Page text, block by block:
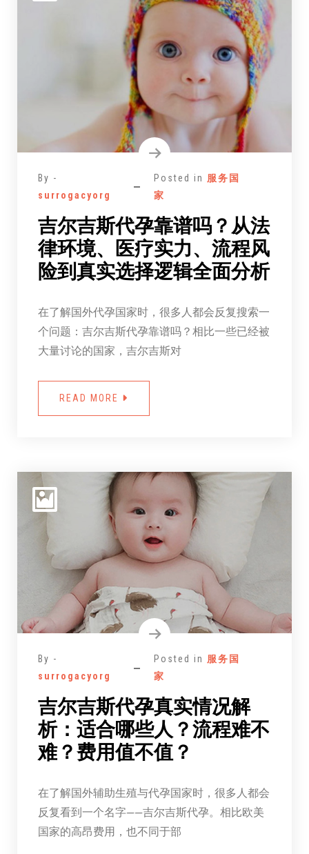
By -
surrogacyorg
Posted in 服务国
家
吉尔吉斯代孕靠谱吗？从法
律环境、医疗实力、流程风
险到真实选择逻辑全面分析
在了解国外代孕国家时，很多人都会反复搜索一
个问题：吉尔吉斯代孕靠谱吗？相比一些已经被
大量讨论的国家，吉尔吉斯对
READ MORE
By -
surrogacyorg
Posted in 服务国
家
吉尔吉斯代孕真实情况解
析：适合哪些人？流程难不
难？费用值不值？
在了解国外辅助生殖与代孕国家时，很多人都会
反复看到一个名字——吉尔吉斯代孕。相比欧美
国家的高昂费用，也不同于部